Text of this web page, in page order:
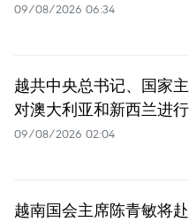
09/08/2026 06:34
越共中央总书记、国家
对澳大利亚和新西兰进
09/08/2026 02:04
越南国会主席陈青敏将